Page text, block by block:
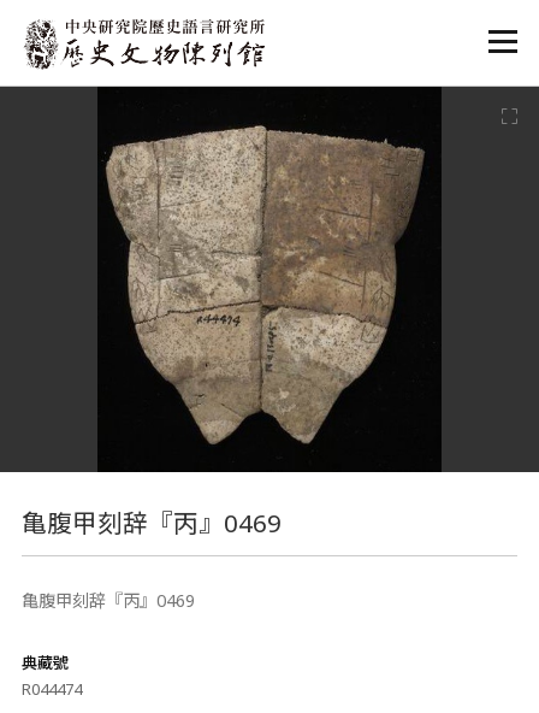
:::
亀腹甲刻辞『丙』0469
亀腹甲刻辞『丙』0469
典藏號
R044474